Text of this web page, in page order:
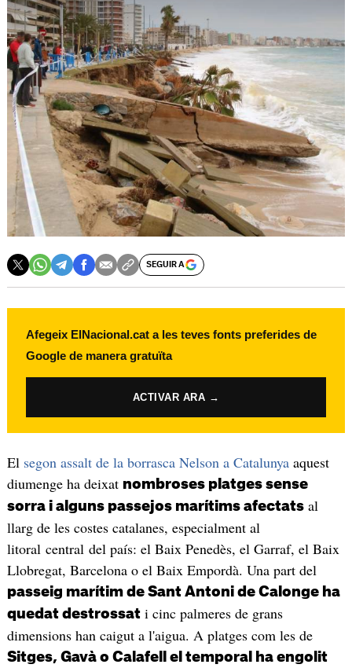
SEGUIR A
Afegeix ElNacional.cat a les teves fonts preferides de
Google de manera gratuïta
ACTIVAR ARA →
El segon assalt de la borrasca Nelson a Catalunyaaquest
diumenge ha deixat nombroses platges sense
sorra i alguns passejos marítims afectatsal
llarg de les costes catalanes, especialment al
litoral central del país: el Baix Penedès, el Garraf, el Baix
Llobregat, Barcelona o el Baix Empordà. Una part del
passeig marítim de Sant Antoni de Calonge ha
quedat destrossati cinc palmeres de grans
dimensions han caigut a l'aigua. A platges com les de
Sitges, Gavà o Calafell el temporal ha engolit